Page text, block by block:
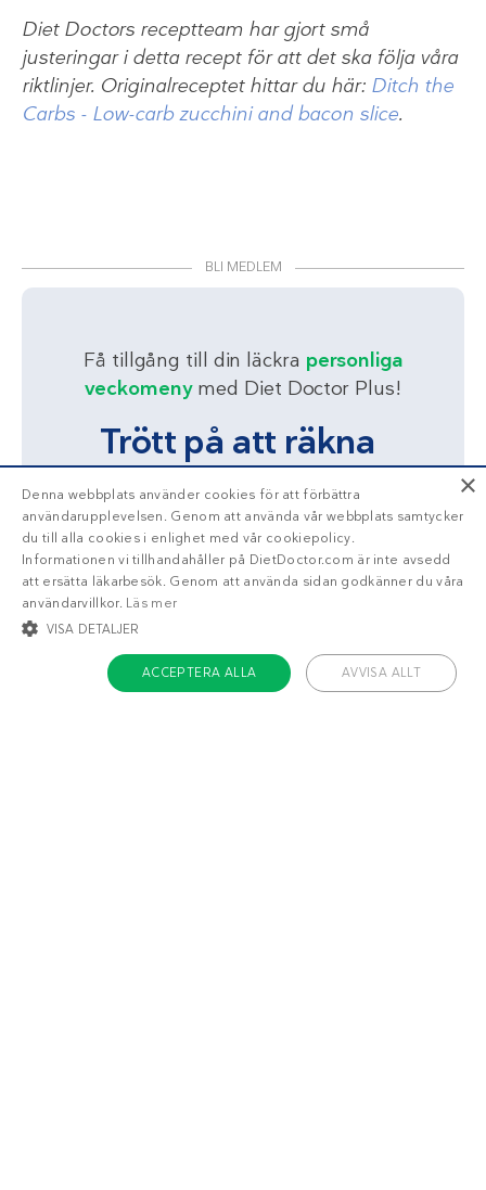
Diet Doctors receptteam har gjort små
justeringar i detta recept för att det ska följa våra
riktlinjer. Originalreceptet hittar du här: Ditch the
Carbs - Low-carb zucchini and bacon slice.
BLI MEDLEM
Få tillgång till din läckra personliga
veckomenymed Diet Doctor Plus!
Trött på att räkna
kalorier?
Ja! Berätta mer
×
Denna webbplats använder cookies för att förbättra
användarupplevelsen. Genom att använda vår webbplats samtycker
du till alla cookies i enlighet med vår cookiepolicy.
Informationen vi tillhandahåller på DietDoctor.com är inte avsedd
att ersätta läkarbesök. Genom att använda sidan godkänner du våra
användarvillkor. Läs mer
VISA DETALJER
ACCEPTERA ALLA AVVISA ALLT